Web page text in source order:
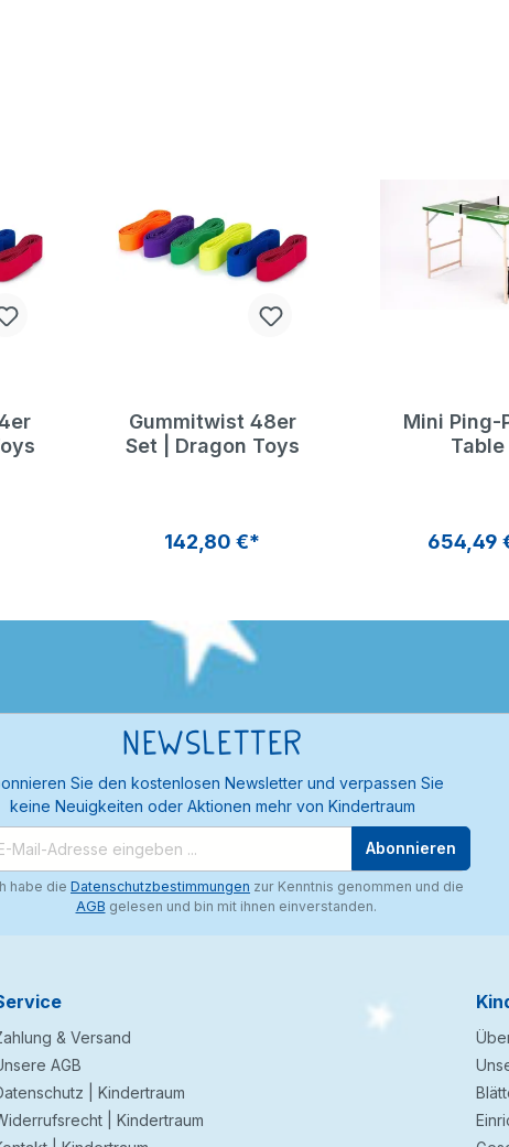
Gummitwist 48er
Set | Dragon Toys
142,80 €*
Mini Ping-
Table
654,49
Newsletter
Sie den kostenlosen Newsletter und verpassen Sie
keine Neuigkeiten oder Aktionen mehr von Kindertraum
Abonnieren
habe die Datenschutzbestimmungen zur Kenntnis genommen und die
AGB gelesen und bin mit ihnen einverstanden.
& Versand
AGB
| Kindertraum
| Kindertraum